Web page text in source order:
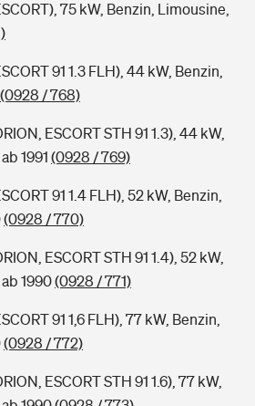
75 kW, Benzin, Limousine,
91 1.3 FLH), 44 kW, Benzin,
(0928 / 768)
ESCORT STH 91 1.3), 44 kW,
1991 (0928 / 769)
91 1.4 FLH), 52 kW, Benzin,
(0928 / 770)
ESCORT STH 91 1.4), 52 kW,
1990(0928 / 771)
91 1,6 FLH), 77 kW, Benzin,
(0928 / 772)
ESCORT STH 91 1.6), 77 kW,